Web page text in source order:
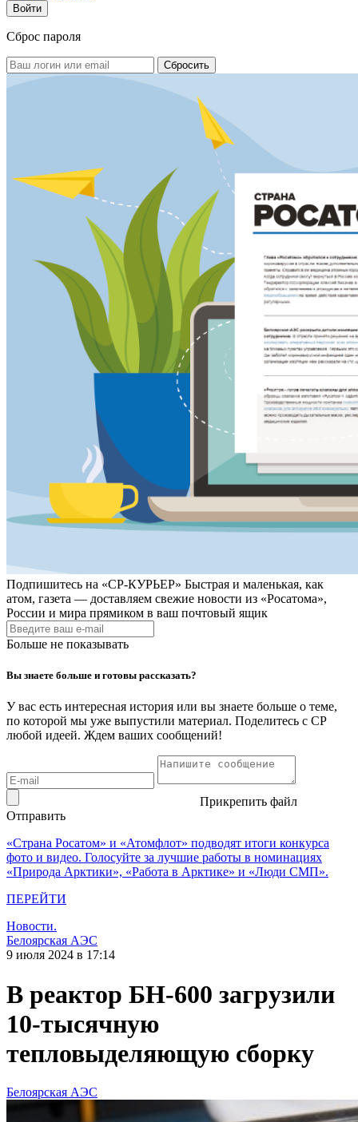
Сброс пароля
Подпишитесь на «СР-КУРЬЕР» Быстрая и маленькая, как
атом, газета — доставляем свежие новости из «Росатома»,
России и мира прямиком в ваш почтовый ящик
Больше не показывать
Вы знаете больше и готовы рассказать?
У вас есть интересная история или вы знаете больше о теме,
по которой мы уже выпустили материал. Поделитесь с СР
любой идеей. Ждем ваших сообщений!
Прикрепить файл
Отправить
«Страна Росатом» и «Атомфлот» подводят итоги конкурса
фото и видео. Голосуйте за лучшие работы в номинациях
«Природа Арктики», «Работа в Арктике» и «Люди СМП».
ПЕРЕЙТИ
Новости.
Белоярская АЭС
9 июля 2024 в 17:14
В реактор БН-600 загрузили
10-тысячную
тепловыделяющую сборку
Белоярская АЭС